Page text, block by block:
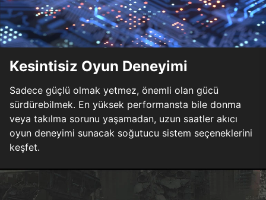
Kesintisiz Oyun Deneyimi
Sadece güçlü olmak yetmez, önemli olan gücü
sürdürebilmek. En yüksek performansta bile donma
veya takılma sorunu yaşamadan, uzun saatler akıcı
oyun deneyimi sunacak soğutucu sistem seçeneklerini
keşfet.